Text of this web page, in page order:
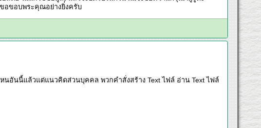
ขอขอบพระคุณอย่างยิ่งครับ
หนอันนี้แล้วแต่แนวคิดส่วนบุคคล พวกคำสั่งสร้าง Text ไฟล์ อ่าน Text ไฟล์